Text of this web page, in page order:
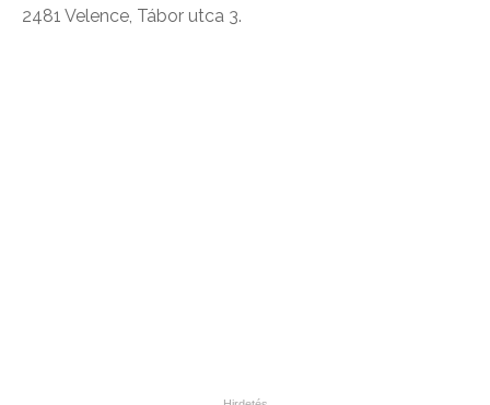
2481 Velence, Tábor utca 3.